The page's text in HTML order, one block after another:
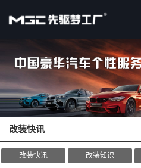
改装快讯
改装快讯 改装知识